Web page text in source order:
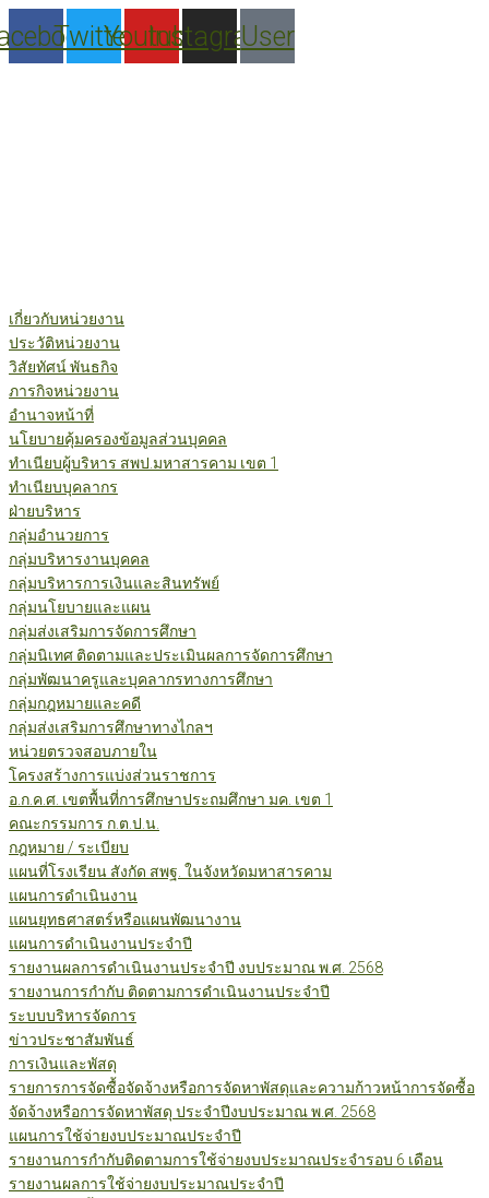
to
content
TwitterYoutube
Instagram
User
เกี่ยวกับหน่วยงาน
ประวัติหน่วยงาน
วิสัยทัศน์ พันธกิจ
ภารกิจหน่วยงาน
อำนาจหน้าที่
นโยบายคุ้มครองข้อมูลส่วนบุคคล
ทำเนียบผู้บริหาร สพป.มหาสารคาม เขต 1
ทำเนียบบุคลากร
ฝ่ายบริหาร
กลุ่มอำนวยการ
กลุ่มบริหารงานบุคคล
กลุ่มบริหารการเงินและสินทรัพย์
กลุ่มนโยบายและแผน
กลุ่มส่งเสริมการจัดการศึกษา
กลุ่มนิเทศ ติดตามและประเมินผลการจัดการศึกษา
กลุ่มพัฒนาครูและบุคลากรทางการศึกษา
กลุ่มกฎหมายและคดี
กลุ่มส่งเสริมการศึกษาทางไกลฯ
หน่วยตรวจสอบภายใน
โครงสร้างการแบ่งส่วนราชการ
อ.ก.ค.ศ. เขตพื้นที่การศึกษาประถมศึกษา มค. เขต 1
คณะกรรมการ ก.ต.ป.น.
กฎหมาย / ระเบียบ
แผนที่โรงเรียน สังกัด สพฐ. ในจังหวัดมหาสารคาม
แผนการดำเนินงาน
แผนยุทธศาสตร์หรือแผนพัฒนางาน
แผนการดำเนินงานประจำปี
รายงานผลการดำเนินงานประจำปี งบประมาณ พ.ศ. 2568
รายงานการกำกับ ติดตามการดำเนินงานประจำปี
ระบบบริหารจัดการ
ข่าวประชาสัมพันธ์
การเงินและพัสดุ
รายการการจัดซื้อจัดจ้างหรือการจัดหาพัสดุและความก้าวหน้าการจัดซื้อ
จัดจ้างหรือการจัดหาพัสดุ ประจำปีงบประมาณ พ.ศ. 2568
แผนการใช้จ่ายงบประมาณประจำปี
รายงานการกำกับติดตามการใช้จ่ายงบประมาณประจำรอบ 6 เดือน
รายงานผลการใช้จ่ายงบประมาณประจำปี